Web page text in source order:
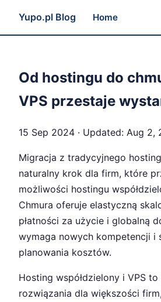
Yupo.pl Blog Home
Od hostingu do
VPS przestaje
15 Sep 2024 · Updated: Aug 2,
Migracja z tradycyjnego
naturalny krok dla firm, które
możliwości hostingu
Chmura oferuje elastyczną
płatności za użycie i globalną
wymaga nowych kompetencji i
planowania kosztów.
Hosting współdzielony i VPS
rozwiązania dla większości